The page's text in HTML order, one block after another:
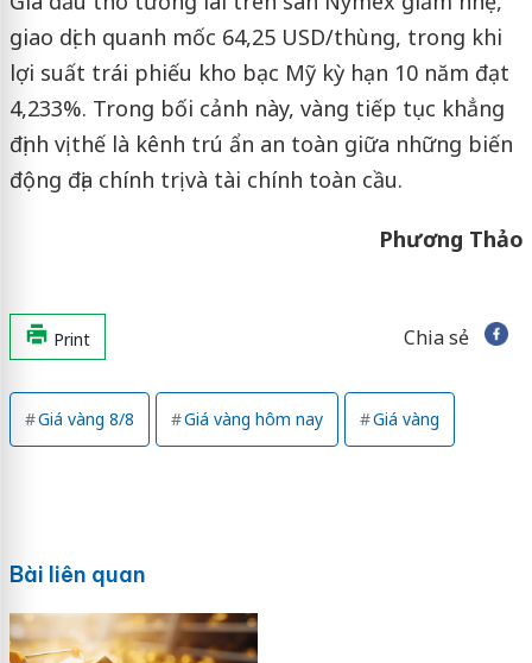
giao dịch quanh mốc 64,25 USD/thùng, trong khi
lợi suất trái phiếu kho bạc Mỹ kỳ hạn 10 năm đạt
4,233%. Trong bối cảnh này, vàng tiếp tục khẳng
định vị thế là kênh trú ẩn an toàn giữa những biến
động địa chính trị và tài chính toàn cầu.
Phương Thảo
Print Chia sẻ
Giá vàng 8/8 Giá vàng hôm nay Giá vàng
Bài liên quan